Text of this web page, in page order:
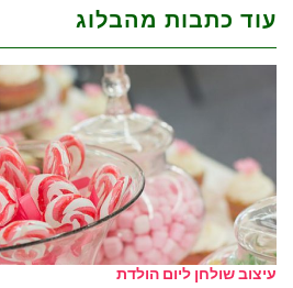
עוד כתבות מהבלוג
עיצוב שולחן ליום הולדת